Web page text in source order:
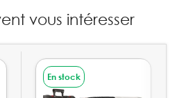
vous intéresser
En stock